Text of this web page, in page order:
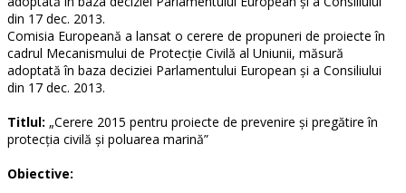
din 17 dec. 2013.
Comisia Europeană a lansat o cerere de propuneri de proiecte în
cadrul Mecanismului de Protecţie Civilă al Uniunii, măsură
adoptată în baza deciziei Parlamentului European şi a Consiliului
din 17 dec. 2013.
Titlul: „Cerere 2015 pentru proiecte de prevenire şi pregătire în
protecţia civilă şi poluarea marină”
Obiective: